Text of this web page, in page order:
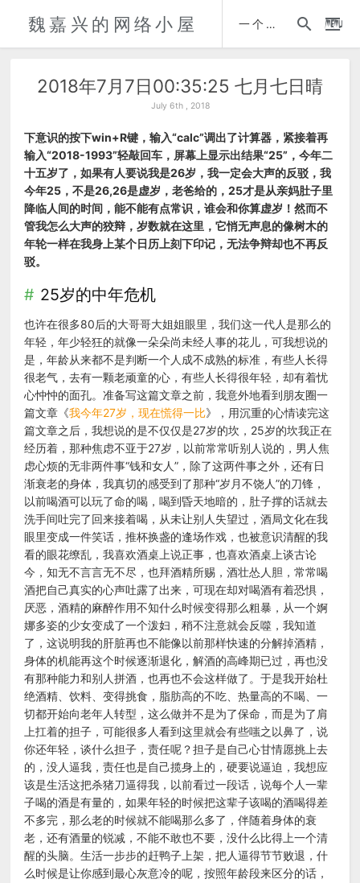
魏嘉兴的网络小屋 一个人的自传 时间轴
2018年7月7日00:35:25 七月七日晴
July 6th , 2018
下意识的按下win+R键，输入“calc”调出了计算器，紧接着再
输入“2018-1993”轻敲回车，屏幕上显示出结果“25”，今年二
十五岁了，如果有人要说我是26岁，我一定会大声的反驳，我
今年25，不是26,26是虚岁，老爸给的，25才是从亲妈肚子里
降临人间的时间，能不能有点常识，谁会和你算虚岁！然而不
管我怎么大声的狡辩，岁数就在这里，它悄无声息的像树木的
年轮一样在我身上某个日历上刻下印记，无法争辩却也不再反
驳。
25岁的中年危机
也许在很多80后的大哥哥大姐姐眼里，我们这一代人是那么的
年轻，年少轻狂的就像一朵朵尚未经人事的花儿，可我想说的
是，年龄从来都不是判断一个人成不成熟的标准，有些人长得
很老气，去有一颗老顽童的心，有些人长得很年轻，却有着忧
心忡忡的面孔。准备写这篇文章之前，我意外地看到朋友圈一
篇文章《我今年27岁，现在慌得一比》，用沉重的心情读完这
篇文章之后，我想说的是不仅仅是27岁的坎，25岁的坎我正在
经历着，那种焦虑不亚于27岁，以前常常听别人说的，男人焦
虑心烦的无非两件事“钱和女人”，除了这两件事之外，还有日
渐衰老的身体，我真切的感受到了那种“岁月不饶人”的刀锋，
以前喝酒可以玩了命的喝，喝到昏天地暗的，肚子撑的话就去
洗手间吐完了回来接着喝，从未让别人失望过，酒局文化在我
眼里变成一件笑话，推杯换盏的逢场作戏，也被意识清醒的我
看的眼花缭乱，我喜欢酒桌上说正事，也喜欢酒桌上谈古论
今，知无不言言无不尽，也拜酒精所赐，酒壮怂人胆，常常喝
酒把自己真实的心声吐露了出来，可现在却对喝酒有着恐惧，
厌恶，酒精的麻醉作用不知什么时候变得那么粗暴，从一个婀
娜多姿的少女变成了一个泼妇，稍不注意就会反噬，我知道
了，这说明我的肝脏再也不能像以前那样快速的分解掉酒精，
身体的机能再这个时候逐渐退化，解酒的高峰期已过，再也没
有那种能力和别人拼酒，也再也不会这样做了。于是我开始杜
绝酒精、饮料、变得挑食，脂肪高的不吃、热量高的不喝、一
切都开始向老年人转型，这么做并不是为了保命，而是为了肩
上扛着的担子，可能很多人看到这里就会有些嗤之以鼻了，说
你还年轻，谈什么担子，责任呢？担子是自己心甘情愿挑上去
的，没人逼我，责任也是自己揽身上的，硬要说逼迫，我想应
该是生活这把杀猪刀逼得我，以前看过一段话，说每个人一辈
子喝的酒是有量的，如果年轻的时候把这辈子该喝的酒喝得差
不多完，那么老的时候就不能喝那么多了，伴随着身体的衰
老，还有酒量的锐减，不能不敢也不要，没什么比得上一个清
醒的头脑。生活一步步的赶鸭子上架，把人逼得节节败退，什
么时候是让你感到最心灰意冷的呢，按照年龄段来区分的话，